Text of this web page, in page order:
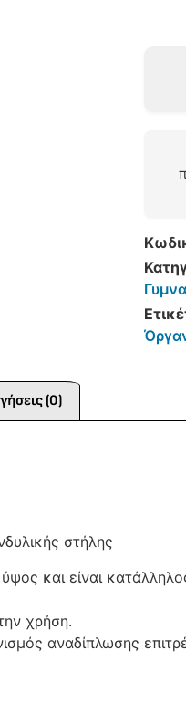
(0)
στήλης
ύψος και είναι
χρήση.
αναδίπλωσης